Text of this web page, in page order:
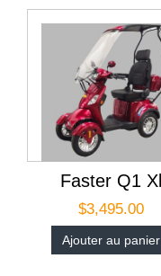
Faster Q1 Xl
$3,495.00
Ajouter au panier